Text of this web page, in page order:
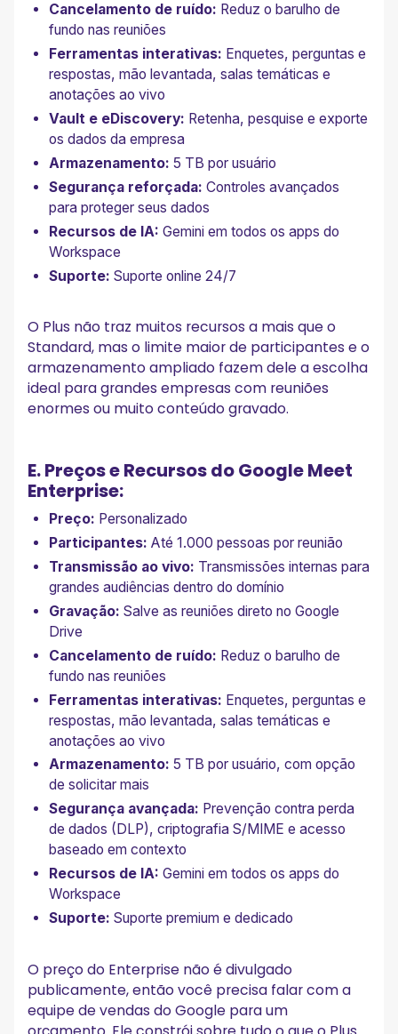
Cancelamento de ruído: Reduz o barulho de
fundo nas reuniões
Ferramentas interativas: Enquetes, perguntas e
respostas, mão levantada, salas temáticas e
anotações ao vivo
Vault e eDiscovery: Retenha, pesquise e exporte
os dados da empresa
Armazenamento: 5 TB por usuário
Segurança reforçada: Controles avançados
para proteger seus dados
Recursos de IA: Gemini em todos os apps do
Workspace
Suporte: Suporte online 24/7
O Plus não traz muitos recursos a mais que o
Standard, mas o limite maior de participantes e o
armazenamento ampliado fazem dele a escolha
ideal para grandes empresas com reuniões
enormes ou muito conteúdo gravado.
E. Preços e Recursos do Google Meet
Enterprise:
Preço: Personalizado
Participantes: Até 1.000 pessoas por reunião
Transmissão ao vivo: Transmissões internas para
grandes audiências dentro do domínio
Gravação: Salve as reuniões direto no Google
Drive
Cancelamento de ruído: Reduz o barulho de
fundo nas reuniões
Ferramentas interativas: Enquetes, perguntas e
respostas, mão levantada, salas temáticas e
anotações ao vivo
Armazenamento: 5 TB por usuário, com opção
de solicitar mais
Segurança avançada: Prevenção contra perda
de dados (DLP), criptografia S/MIME e acesso
baseado em contexto
Recursos de IA: Gemini em todos os apps do
Workspace
Suporte: Suporte premium e dedicado
O preço do Enterprise não é divulgado
publicamente, então você precisa falar com a
equipe de vendas do Google para um